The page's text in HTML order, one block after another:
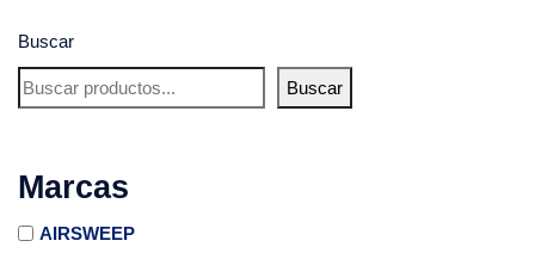
Buscar
Buscar
Marcas
AIRSWEEP